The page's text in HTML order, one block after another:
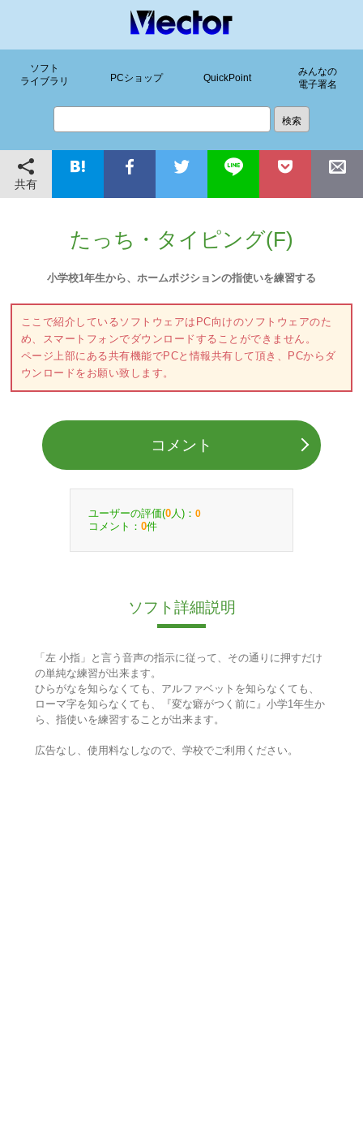
ソフト
ライブラリ
PCショップ QuickPoint
みんなの
電子署名
共有
たっち・タイピング(F)
小学校1年生から、ホームポジションの指使いを練習する
ここで紹介しているソフトウェアはPC向けのソフトウェアのた
め、スマートフォンでダウンロードすることができません。
ページ上部にある共有機能でPCと情報共有して頂き、PCからダ
ウンロードをお願い致します。
コメント
ユーザーの評価(0 人)： 0
コメント： 0件
ソフト詳細説明
「左 小指」と言う音声の指示に従って、その通りに押すだけ
の単純な練習が出来ます。
ひらがなを知らなくても、アルファベットを知らなくても、
ローマ字を知らなくても、『変な癖がつく前に』小学1年生か
ら、指使いを練習することが出来ます。
広告なし、使用料なしなので、学校でご利用ください。